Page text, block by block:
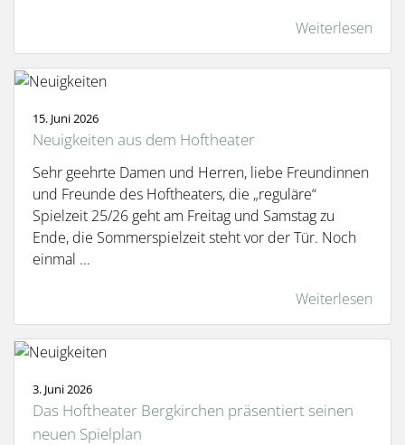
Weiterlesen
15. Juni 2026
Neuigkeiten aus dem Hoftheater
Sehr geehrte Damen und Herren, liebe Freundinnen
und Freunde des Hoftheaters, die „reguläre“
Spielzeit 25/26 geht am Freitag und Samstag zu
Ende, die Sommerspielzeit steht vor der Tür. Noch
einmal ...
Weiterlesen
3. Juni 2026
Das Hoftheater Bergkirchen präsentiert seinen
neuen Spielplan